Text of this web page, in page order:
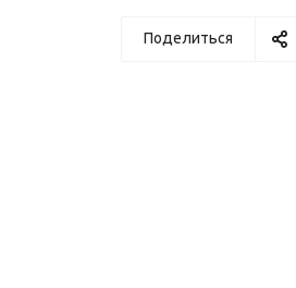
Поделиться